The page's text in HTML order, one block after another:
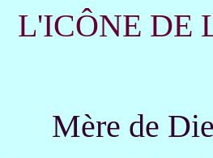
L'ICÔNE DE
Mère de